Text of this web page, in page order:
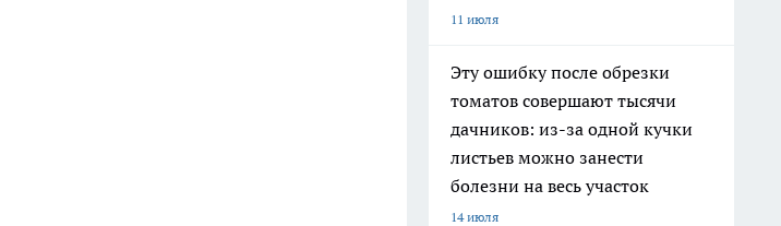
11 июля
Эту ошибку после обрезки
томатов совершают тысячи
дачников: из-за одной кучки
листьев можно занести
болезни на весь участок
14 июля